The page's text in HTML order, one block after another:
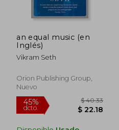
45%
an equal music (en
Inglés)
Vikram Seth
Orion Publishing Group,
Nuevo